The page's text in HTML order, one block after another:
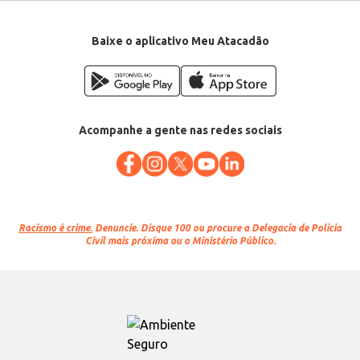
Baixe o aplicativo Meu Atacadão
Acompanhe a gente nas redes sociais
Racismo é crime. Denuncie. Disque 100 ou procure a Delegacia de Polícia
Civil mais próxima ou o Ministério Público.